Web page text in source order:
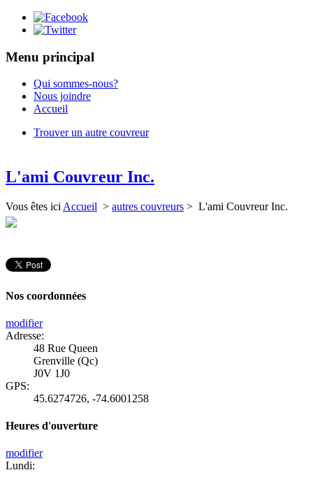
Menu principal
Qui sommes-nous?
Nous joindre
Accueil
Trouver un autre couvreur
L'ami Couvreur Inc.
Vous êtes ici Accueil > autres couvreurs > L'ami Couvreur Inc.
Nos coordonnées
modifier
Adresse:
48 Rue Queen
Grenville (Qc)
J0V 1J0
GPS:
45.6274726, -74.6001258
Heures d'ouverture
modifier
Lundi: